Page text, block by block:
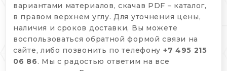
вариантами материалов, скачав PDF – каталог,
в правом верхнем углу. Для уточнения цены,
наличия и сроков доставки, Вы можете
воспользоваться обратной формой связи на
сайте, либо позвонить по телефону +7 495 215
06 86. Мы с радостью ответим на все